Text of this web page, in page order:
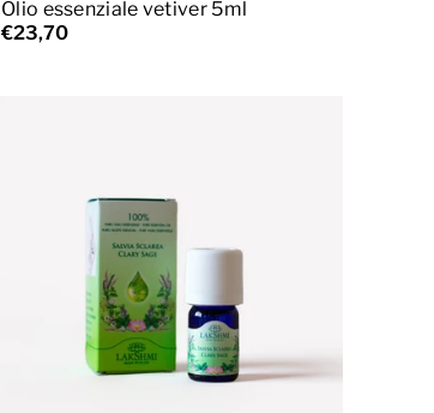
Olio essenziale vetiver 5ml
€23,70